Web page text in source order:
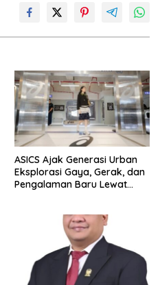
ASICS Ajak Generasi Urban
Eksplorasi Gaya, Gerak, dan
Pengalaman Baru Lewat